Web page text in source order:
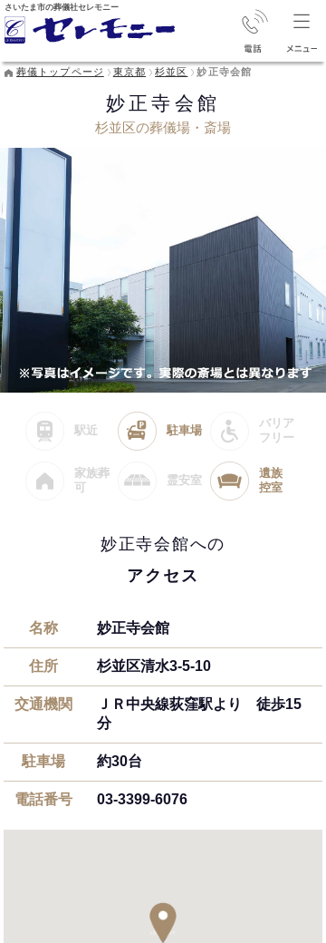
さいたま市の葬儀社セレモニー
葬儀トップページ 東京都 杉並区 妙正寺会館
妙正寺会館
杉並区の葬儀場・斎場
駅近 駐車場
バリア
フリー
家族葬
可
霊安室
遺族
控室
妙正寺会館への
アクセス
名称 妙正寺会館
住所 杉並区清水3-5-10
交通機関
ＪＲ中央線荻窪駅より 徒歩15
分
駐車場 約30台
電話番号 03-3399-6076